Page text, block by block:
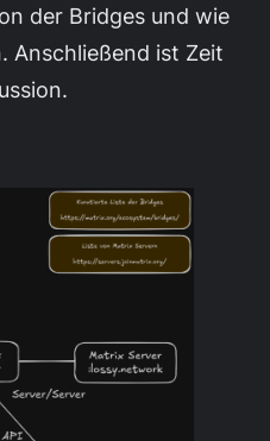
der Bridges und wie
Anschließend ist Zeit